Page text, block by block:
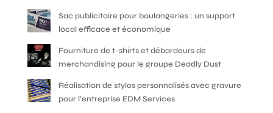
Sac publicitaire pour boulangeries : un support
local efficace et économique
Fourniture de t-shirts et débardeurs de
merchandising pour le groupe Deadly Dust
Réalisation de stylos personnalisés avec gravure
pour l’entreprise EDM Services